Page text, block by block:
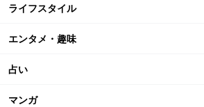
ライフスタイル
エンタメ・趣味
占い
マンガ